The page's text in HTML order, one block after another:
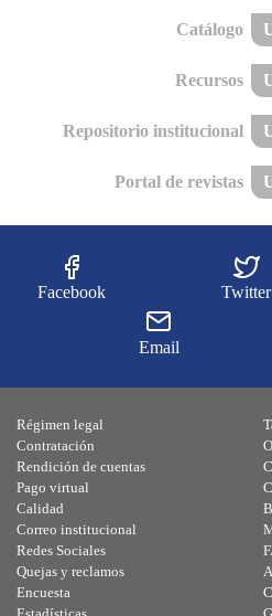
Catálogo
Recursos
Repositorio institucional
Portal de revistas
Facebook Twitter
Email
Régimen legal
Contratación
Rendición de cuentas
Pago virtual
Calidad
Correo institucional
Redes Sociales
Quejas y reclamos
Encuesta